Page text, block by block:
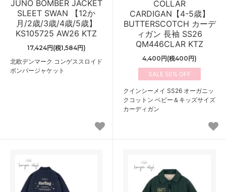
JUNO BOMBER JACKET
SLEET SWAN 【12か
月/2歳/3歳/4歳/5歳】
KS105725 AW26 KTZ
17,424円(税1,584円)
北欧デンマーク コンゲススロイド
ボンバージャケット
COLLAR
CARDIGAN【4-5歳】
BUTTERSCOTCH カーデ
ィガン 長袖 SS26
QM446CLAR KTZ
4,400円(税400円)
50%
クインシーメイ SS26 オーガニッ
クコットン ベビー＆キッズサイズ
カーディガン